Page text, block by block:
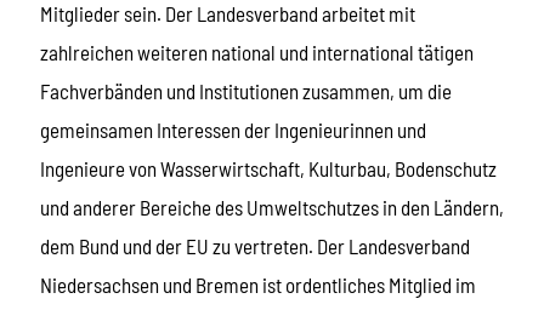
Mitglieder sein. Der Landesverband arbeitet mit
zahlreichen weiteren national und international tätigen
Fachverbänden und Institutionen zusammen, um die
gemeinsamen Interessen der Ingenieurinnen und
Ingenieure von Wasserwirtschaft, Kulturbau, Bodenschutz
und anderer Bereiche des Umweltschutzes in den Ländern,
dem Bund und der EU zu vertreten. Der Landesverband
Niedersachsen und Bremen ist ordentliches Mitglied im